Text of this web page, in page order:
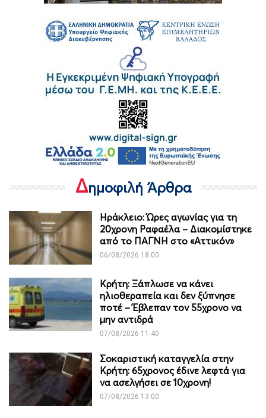
Δημοφιλή Άρθρα
Ηράκλειο: Ώρες αγωνίας για τη
20χρονη Ραφαέλα – Διακομίστηκε
από το ΠΑΓΝΗ στο «Αττικόν»
06/08/2026 18:00
Κρήτη: Ξάπλωσε να κάνει
ηλιοθεραπεία και δεν ξύπνησε
ποτέ – Έβλεπαν τον 55χρονο να
μην αντιδρά
07/08/2026 11:40
Σοκαριστική καταγγελία στην
Κρήτη: 65χρονος έδινε λεφτά για
να ασελγήσει σε 10χρονη!
07/08/2026 13:00